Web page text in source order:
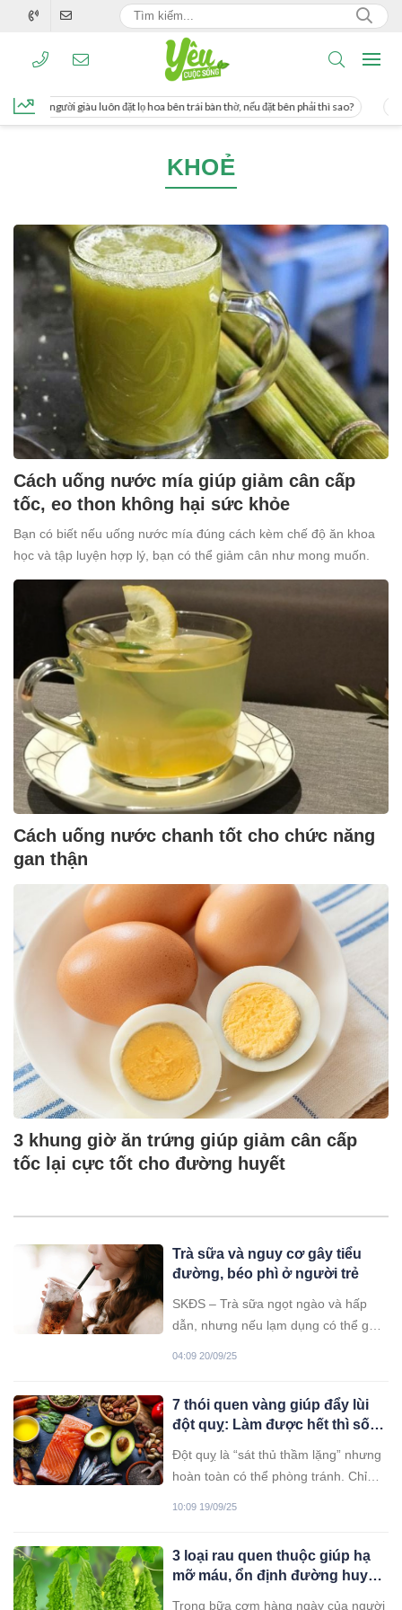
người giàu luôn đặt lọ hoa bên trái bàn thờ, nếu đặt bên phải thì sao? Cách
KHOẺ
Cách uống nước mía giúp giảm cân cấp
tốc, eo thon không hại sức khỏe
Bạn có biết nếu uống nước mía đúng cách kèm chế độ ăn khoa
học và tập luyện hợp lý, bạn có thể giảm cân như mong muốn.
Cách uống nước chanh tốt cho chức năng
gan thận
3 khung giờ ăn trứng giúp giảm cân cấp
tốc lại cực tốt cho đường huyết
Trà sữa và nguy cơ gây tiểu
đường, béo phì ở người trẻ
SKĐS – Trà sữa ngọt ngào và hấp
dẫn, nhưng nếu lạm dụng có thể gây
xem là món giải khát thời thượng, trà
sữa giờ đây đang dấy lên nhiều lo
04:09 20/09/25
7 thói quen vàng giúp đẩy lùi
đột quỵ: Làm được hết thì sống
Đột quỵ là “sát thủ thầm lặng” nhưng
hoàn toàn có thể phòng tránh. Chỉ
não bộ khỏe mạnh và sống lâu hơn.
10:09 19/09/25
3 loại rau quen thuộc giúp hạ
mỡ máu, ổn định đường huyết
Trong bữa cơm hàng ngày của người